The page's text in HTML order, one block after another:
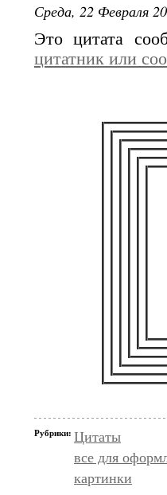
Среда, 22 Февраля
Это цитата
цитатник или
Рубрики: Цитаты
все для
картинки